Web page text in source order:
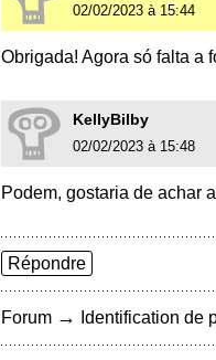
02/02/2023 à 15:44
Obrigada! Agora só falta a
KellyBilby
02/02/2023 à 15:48
Podem, gostaria de achar
Répondre
Forum → Identification de